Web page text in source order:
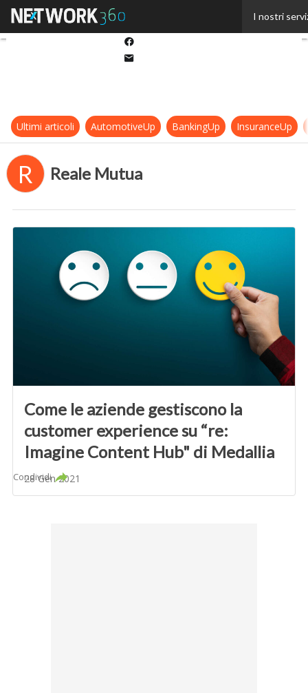
I nostri
Ultimi articoli AutomotiveUp BankingUp InsuranceUp
R Reale Mutua
Come le aziende gestiscono la
customer experience su “re:
Imagine Content Hub" di Medallia
28 Gen 2021
Condividi